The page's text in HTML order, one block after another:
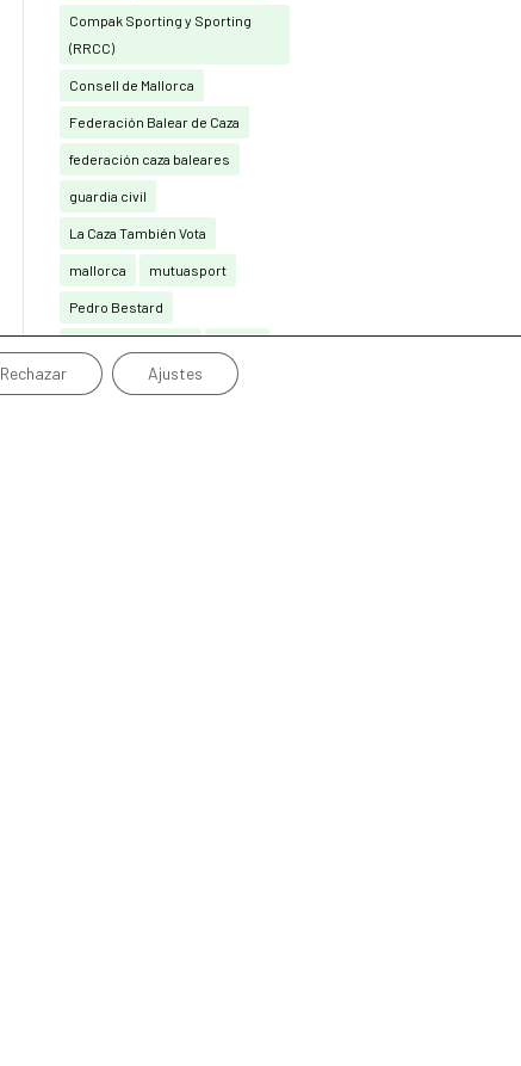
Compak Sporting y Sporting
(RRCC)
Consell de Mallorca
Federación Balear de Caza
federación caza baleares
guardia civil
La Caza También Vota
mallorca mutuasport
Pedro Bestard
perros de caza
Rechazar Ajustes